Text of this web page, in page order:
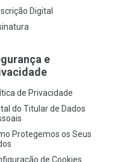
Digital
e
de Privacidade
do Titular de Dados
Protegemos os Seus
de Cookies